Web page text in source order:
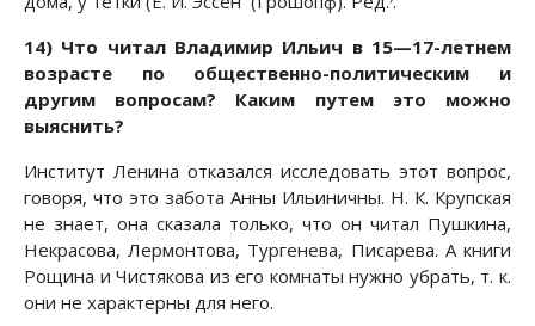
14) Что читал Владимир Ильич в 15—17-летнем
возрасте по общественно-политическим и
другим вопросам? Каким путем это можно
выяснить?
Институт Ленина отказался исследовать этот вопрос,
говоря, что это забота Анны Ильиничны. Н. К. Крупская
не знает, она сказала только, что он читал Пушкина,
Некрасова, Лермонтова, Тургенева, Писарева. А книги
Рощина и Чистякова из его комнаты нужно убрать, т. к.
они не характерны для него.